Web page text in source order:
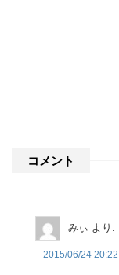
コメント
みぃ より:
2015/06/24 20:22